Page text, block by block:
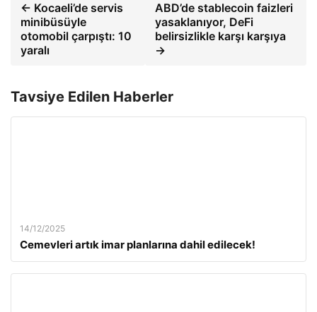
← Kocaeli’de servis
minibüsüyle
otomobil çarpıştı: 10
yaralı
ABD’de stablecoin faizleri
yasaklanıyor, DeFi
belirsizlikle karşı karşıya
→
Tavsiye Edilen Haberler
14/12/2025
Cemevleri artık imar planlarına dahil edilecek!